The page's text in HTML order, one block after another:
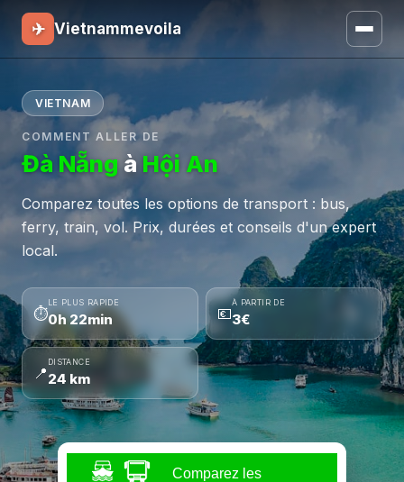
✈ Vietnammevoila
VIETNAM
COMMENT ALLER DE
Đà NẵngàHội An
Comparez toutes les options de transport : bus,
ferry, train, vol. Prix, durées et conseils d'un expert
local.
⏱
LE PLUS RAPIDE
0h 22min 💶
À PARTIR DE
3€
📍
DISTANCE
24 km
Comparez les